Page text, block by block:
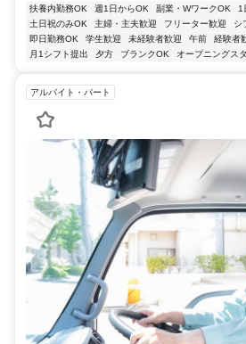
扶養内勤務OK 週1日からOK 副業・WワークOK
1
土日祝のみOK
主婦・主夫歓迎 フリーター歓迎 シ
即日勤務OK
学生歓迎 未経験者歓迎 午前 経験者
月1シフト提出
夕方 ブランクOK オープニングス
アルバイト・パート